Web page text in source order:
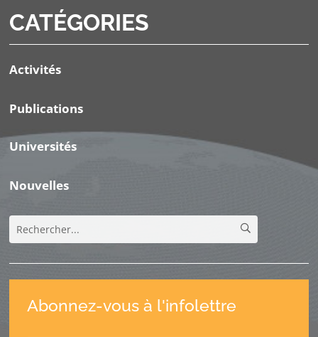
CATÉGORIES
Activités
Publications
Universités
Nouvelles
Abonnez-vous à l'infolettre